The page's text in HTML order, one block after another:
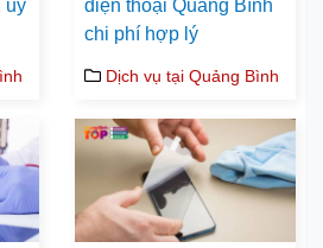
uy
điện thoại Quảng Bình
chi phí hợp lý
Dịch vụ tại Quảng Bình